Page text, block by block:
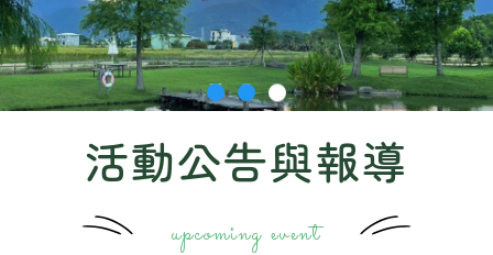
活動公告與報導
upcoming event